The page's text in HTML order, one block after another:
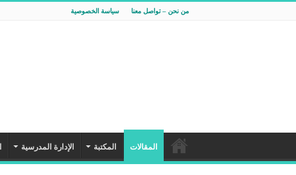
من نحن – تواصل معنا سياسة الخصوصية
المقالات المكتبة الإدارة المدرسية